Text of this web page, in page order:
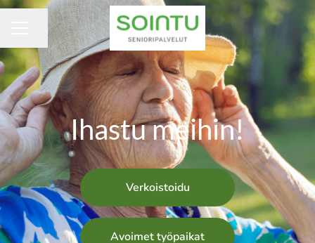
URAVALIKKO
Jaa sivu
Ihastu meihin!
Verkoistoidu
Avoimet työpaikat